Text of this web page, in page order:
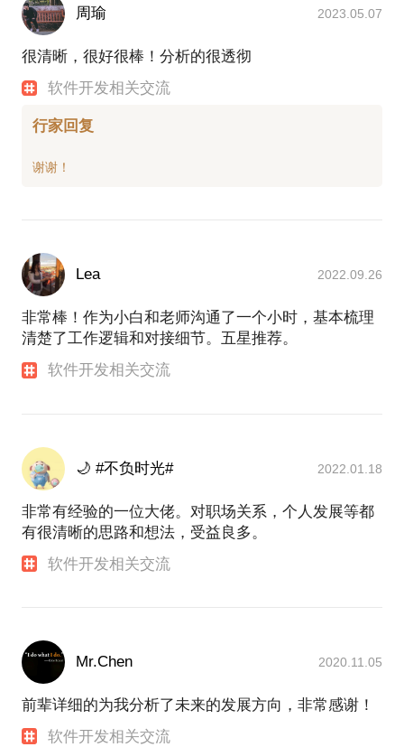
周瑜 2023.05.07
很清晰，很好很棒！分析的很透彻
软件开发相关交流
行家回复
Lea 2022.09.26
非常棒！作为小白和老师沟通了一个小时，基本梳理
清楚了工作逻辑和对接细节。五星推荐。
软件开发相关交流
🌙 #不负时光# 2022.01.18
非常有经验的一位大佬。对职场关系，个人发展等都
有很清晰的思路和想法，受益良多。
软件开发相关交流
Mr.Chen 2020.11.05
前辈详细的为我分析了未来的发展方向，非常感谢！
软件开发相关交流